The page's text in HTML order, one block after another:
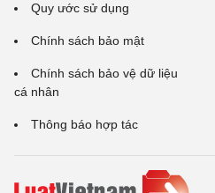
Quy ước sử dụng
Chính sách bảo mật
Chính sách bảo vệ dữ liệu
cá nhân
Thông báo hợp tác